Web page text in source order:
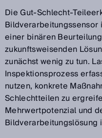
Die Gut-Schlecht-
einer binären
zukunftsweisenden
zunächst wenig zu tun.
Inspektionsprozess
nutzen, konkrete
Schlechtteilen zu
Mehrwertpotenzial und
Bildverarbeitungslösung